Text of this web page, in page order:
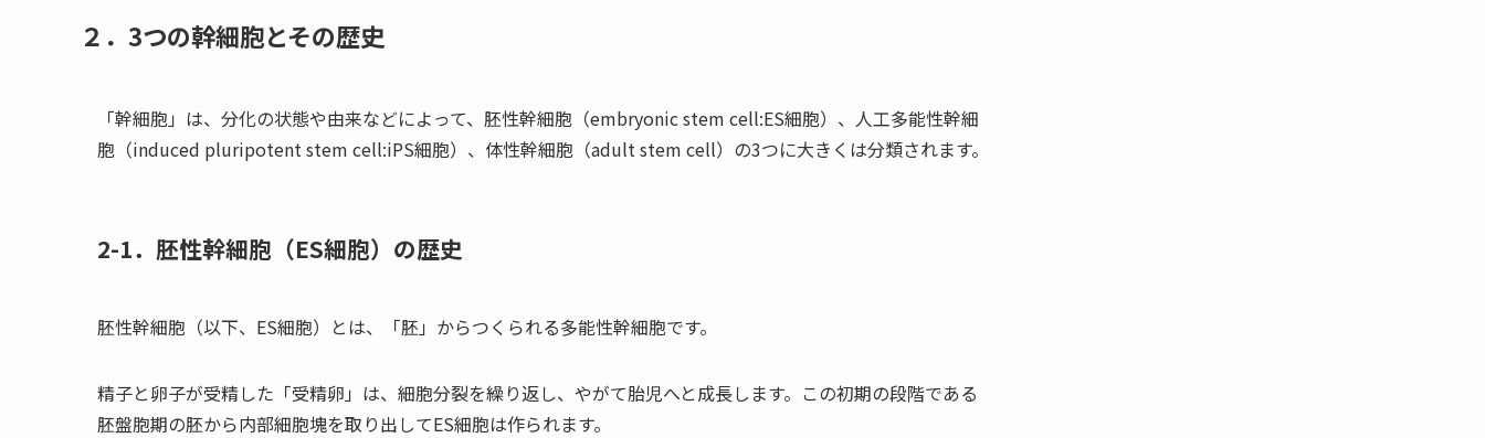
２．3つの幹細胞とその歴史
「幹細胞」は、分化の状態や由来などによって、胚性幹細胞（embryonic stem cell:ES細胞）、人工多能性幹細
胞（induced pluripotent stem cell:iPS細胞）、体性幹細胞（adult stem cell）の3つに大きくは分類されます。
2-1．胚性幹細胞（ES細胞）の歴史
胚性幹細胞（以下、ES細胞）とは、「胚」からつくられる多能性幹細胞です。
精子と卵子が受精した「受精卵」は、細胞分裂を繰り返し、やがて胎児へと成長します。この初期の段階である
胚盤胞期の胚から内部細胞塊を取り出してES細胞は作られます。